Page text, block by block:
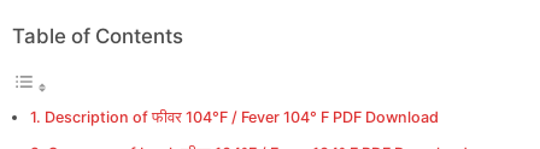
Table of Contents
Description of फीवर 104°F / Fever 104° F PDF Download